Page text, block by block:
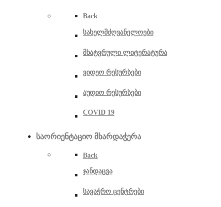
Back
სახელმძღვანელოები
მხატვრული ლიტერატურა
ვიდეო რესურსები
აუდიო რესურსები
COVID 19
საორიენტაციო მხარდაჭერა
Back
ჯანდაცვა
სავაჭრო ცენტრები